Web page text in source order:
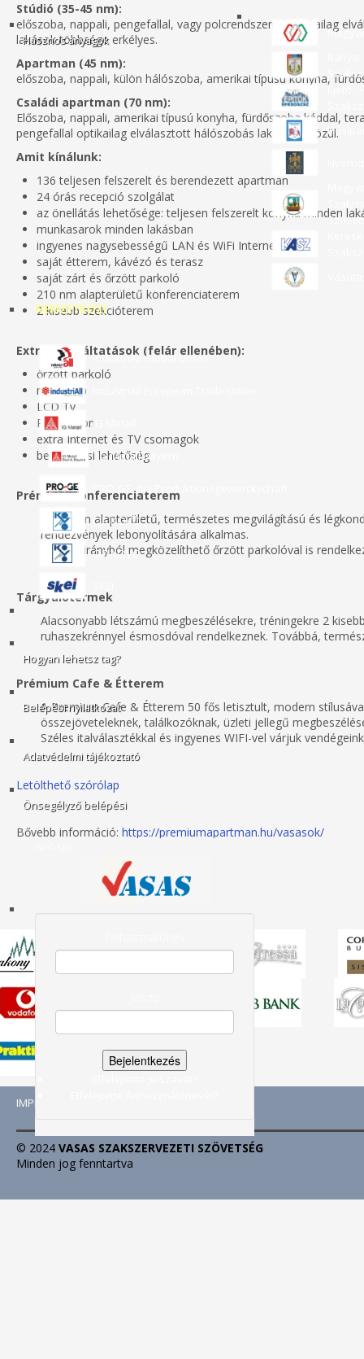
Hasznos anyagok
NEMZETKÖZI
IndustriAll Global Union
IG Metall
IG Metall Bayern
PRO-GE, die Produktionsgewerckschaft
OS KOVO
OZ KOVO
Hogyan lehetsz tag?
Belépési nyilatkozat
Adatvédelmi tájékoztató
Önsegélyző belépési
Stúdió (35-45 nm):
előszoba, nappali, pengefallal, vagy polcrendszerrel optikailag
lakások többsége erkélyes.
Apartman (45 nm):
előszoba, nappali, külön hálószoba, amerikai típusú konyha,
Családi apartman (70 nm):
Előszoba, nappali, amerikai típusú konyha, fürdőszoba káddal,
pengefallal optikailag elválasztott hálószobás lakásaink közül.
Amit kínálunk:
136 teljesen felszerelt és berendezett apartman
24 órás recepció szolgálat
az önellátás lehetősége: teljesen felszerelt konyha minden
munkasarok minden lakásban
ingyenes nagysebességű LAN és WiFi Internet
saját étterem, kávézó és terasz
saját zárt és őrzött parkoló
210 nm alapterületű konferenciaterem
2 kisebb szekcióterem
Extra szolgáltatások (felár ellenében):
őrzött parkoló
mosógép
LCD Tv
Playstation
extra Internet és TV csomagok
bevásárlási lehetőség
Prémium Konferenciaterem
A 210 nm alapterületű, természetes megvilágítású és
rendezvények lebonyolítására alkalmas.
Saját, 2 irányból megközelíthető őrzött parkolóval is
Tárgyalótermek
Alacsonyabb létszámú megbeszélésekre, tréningekre 2
ruhaszekrénnyel ésmosdóval rendelkeznek. Továbbá,
Prémium Cafe & Étterem
A Premium Cafe & Étterem 50 fős letisztult, modern
összejöveteleknek, találkozóknak, üzleti jellegű
Széles italválasztékkal és ingyenes WIFI-vel várjuk
Letölthető szórólap
Bővebb információ: https://premiumapartman.hu/vasasok/
IMPRESSZUM
© 2024 VASAS SZAKSZERVEZETI SZÖVETSÉG
Minden jog fenntartva